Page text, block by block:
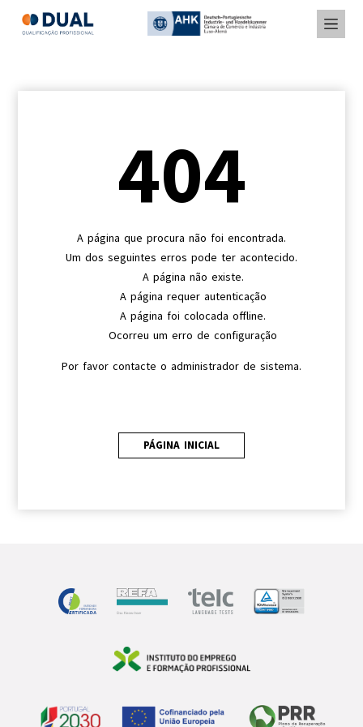
404
A página que procura não foi encontrada.
Um dos seguintes erros pode ter acontecido.
A página não existe.
A página requer autenticação
A página foi colocada offline.
Ocorreu um erro de configuração
Por favor contacte o administrador de sistema.
PÁGINA INICIAL